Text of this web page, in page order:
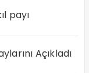
payı
Açıkladı